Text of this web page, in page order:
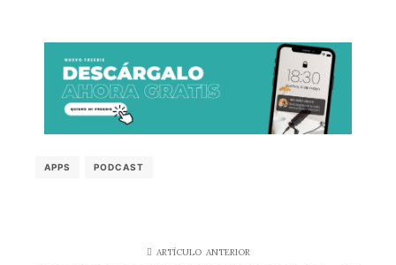
APPS PODCAST
ARTÍCULO ANTERIOR